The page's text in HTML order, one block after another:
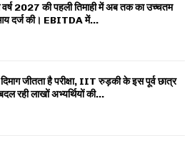
वर्ष 2027 की पहली तिमाही में अब तक का उच्चतम
दर्ज की। EBITDA में...
जीतता है परीक्षा, IIT रुड़की के इस पूर्व छात्र
रही लाखों अभ्यर्थियों की...